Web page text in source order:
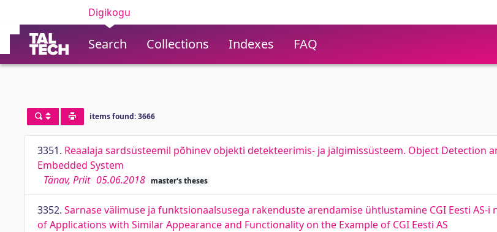
Digikogu
Search Collections Indexes FAQ
items found: 3666
3351. Reaalaja sardsüsteemil põhinev objekti detekteerimis- ja jälgimissüsteem. Object Detection
Embedded System
Tänav, Priit 05.06.2018 master's theses
3352. Sarnase välimuse ja funktsionaalsusega rakenduste arendamise ühtlustamine CGI Eesti AS-
of Applications with Similar Appearance and Functionality on the Example of CGI Eesti AS